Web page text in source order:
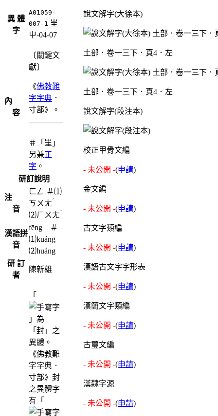
異 體
字
A01059-
007-1 㞷
屮-04-07
內
容
〔關鍵文
獻〕
《佛教難
字字典 ．
寸部》。
＃「㞷」
另兼正
字 。
研訂說明
注
音
ㄈㄥ
＃⑴
ㄎㄨㄤˊ
⑵ㄏㄨㄤˊ
漢語拼
音
fēng ＃
⑴kuáng
⑵huáng
研 訂
者
陳新雄
「
」為
「封」之
異體。
《佛教難
字字典．
寸部》封
之異體字
有「
說文解字(大徐本)
土部．卷一三下．頁4．左
土部．卷一三下．頁4．左
說文解字(段注本)
校正甲骨文編
- 未公開 -(申請)
金文編
- 未公開 -(申請)
古文字類編
- 未公開 -(申請)
漢語古文字字形表
- 未公開 -(申請)
漢簡文字類編
- 未公開 -(申請)
古璽文編
- 未公開 -(申請)
漢隸字源
- 未公開 -(申請)